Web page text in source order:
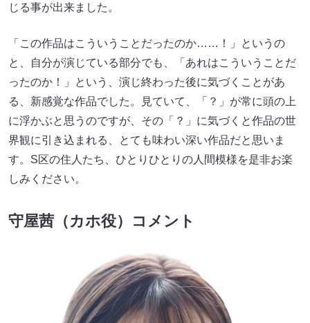
じる事が出来ました。
「この作品はこういうことだったのか……！」というの
と、自分が演じている部分でも、「あれはこういうことだ
ったのか！」という、演じ終わった後に気づくことがあ
る、新感覚な作品でした。見ていて、「？」が常に頭の上
に浮かぶと思うのですが、その「？」に気づくと作品の世
界観に引き込まれる、とても味わい深い作品だと思いま
す。S区の住人たち、ひとりひとりの人間模様を是非お楽
しみください。
守屋茜（カホ役）コメント